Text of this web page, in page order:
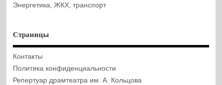
Энергетика, ЖКХ, транспорт
Страницы
Контакты
Политика конфиденциальности
Репертуар драмтеатра им. А. Кольцова